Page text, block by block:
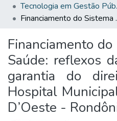
Statistics
Financiamento do Sistema
Financiamento
Saúde: reflexos
garantia do
Hospital
D’Oeste -